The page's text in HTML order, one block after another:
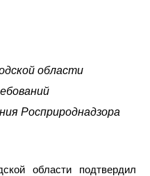
области
Росприроднадзора
области подтвердил